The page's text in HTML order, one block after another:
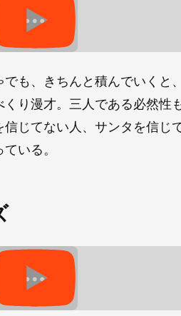
も、きちんと積んでいくと
り漫才。三人である必然性
じてない人、サンタを信じ
いる。